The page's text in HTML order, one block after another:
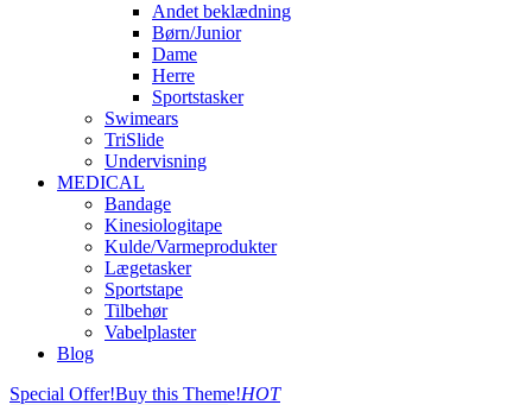
Andet beklædning
Børn/Junior
Dame
Herre
Sportstasker
Swimears
TriSlide
Undervisning
MEDICAL
Bandage
Kinesiologitape
Kulde/Varmeprodukter
Lægetasker
Sportstape
Tilbehør
Vabelplaster
Blog
Special Offer!Buy this Theme!HOT